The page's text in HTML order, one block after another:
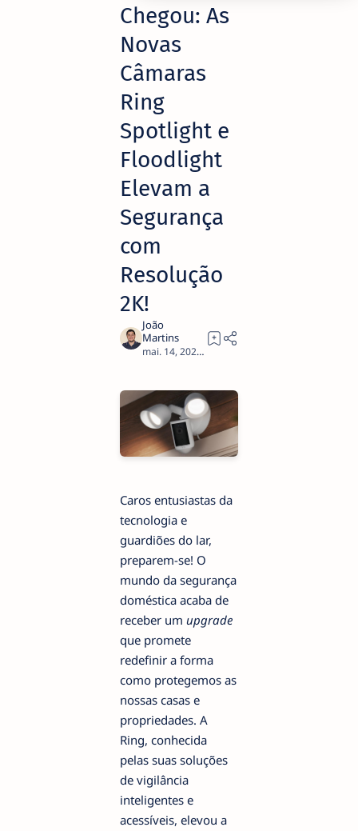
Chegou: As
Novas
Câmaras
Ring
Spotlight e
Floodlight
Elevam a
Segurança
com
Resolução
2K!
Caros entusiastas da
tecnologia e
guardiões do lar,
preparem-se! O
mundo da segurança
doméstica acaba de
receber um upgrade
que promete
redefinir a forma
como protegemos as
nossas casas e
propriedades. A
Ring, conhecida
pelas suas soluções
de vigilância
inteligentes e
acessíveis, elevou a